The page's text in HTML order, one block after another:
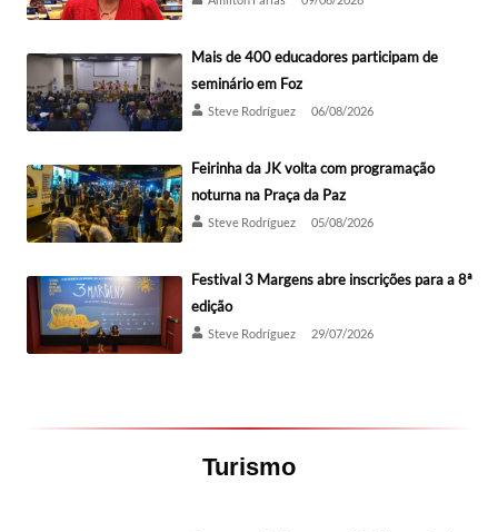
Mais de 400 educadores participam de
seminário em Foz
Steve Rodríguez 06/08/2026
Feirinha da JK volta com programação
noturna na Praça da Paz
Steve Rodríguez 05/08/2026
Festival 3 Margens abre inscrições para a 8ª
edição
Steve Rodríguez 29/07/2026
Turismo